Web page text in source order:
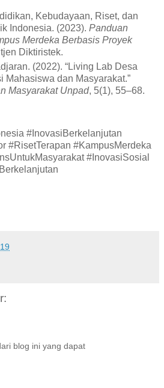
Kebudayaan, Riset, dan
Indonesia. (2023). Panduan
Merdeka Berbasis Proyek
Diktiristek.
(2022). “Living Lab Desa
Mahasiswa dan Masyarakat.”
Masyarakat Unpad, 5(1), 55–68.
#InovasiBerkelanjutan
#RisetTerapan #KampusMerdeka
#InovasiSosial
blog ini yang dapat